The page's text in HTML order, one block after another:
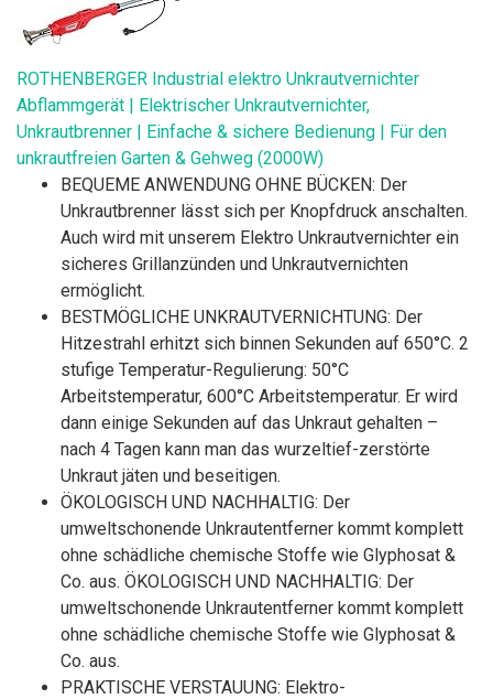
ROTHENBERGER Industrial elektro Unkrautvernichter
Abflammgerät | Elektrischer Unkrautvernichter,
Unkrautbrenner | Einfache & sichere Bedienung | Für den
unkrautfreien Garten & Gehweg (2000W)
BEQUEME ANWENDUNG OHNE BÜCKEN: Der
Unkrautbrenner lässt sich per Knopfdruck anschalten.
Auch wird mit unserem Elektro Unkrautvernichter ein
sicheres Grillanzünden und Unkrautvernichten
ermöglicht.
BESTMÖGLICHE UNKRAUTVERNICHTUNG: Der
Hitzestrahl erhitzt sich binnen Sekunden auf 650°C. 2
stufige Temperatur-Regulierung: 50°C
Arbeitstemperatur, 600°C Arbeitstemperatur. Er wird
dann einige Sekunden auf das Unkraut gehalten –
nach 4 Tagen kann man das wurzeltief-zerstörte
Unkraut jäten und beseitigen.
ÖKOLOGISCH UND NACHHALTIG: Der
umweltschonende Unkrautentferner kommt komplett
ohne schädliche chemische Stoffe wie Glyphosat &
Co. aus. ÖKOLOGISCH UND NACHHALTIG: Der
umweltschonende Unkrautentferner kommt komplett
ohne schädliche chemische Stoffe wie Glyphosat &
Co. aus.
PRAKTISCHE VERSTAUUNG: Elektro-